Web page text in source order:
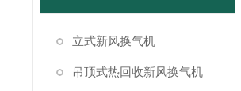
立式新风换气机
吊顶式热回收新风换气机